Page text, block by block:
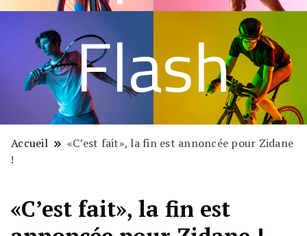
Flash
Accueil
«C’est fait», la fin est annoncée pour Zidane
!
«C’est fait», la fin est